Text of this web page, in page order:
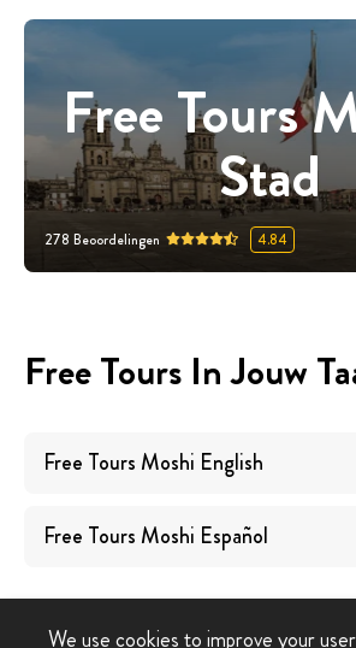
Free Tours
Stad
278 Beoordelingen 4.84
Free Tours In Jouw
Free Tours Moshi English
Free Tours Moshi Español
We use cookies to improve your